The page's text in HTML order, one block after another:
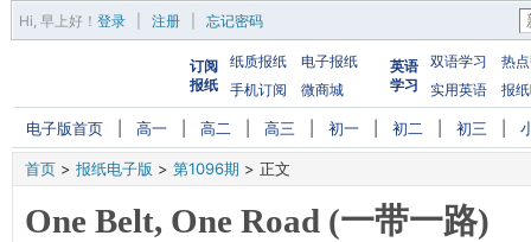
Hi, 早上好 ！ 登录 注册 忘记密码
订阅
报纸
纸质报纸
电子报纸
手机订阅
微商城
英语
学习
双语学习
热
实用英语
报
电子版首页 高一 高二 高三 初一 初二 初三
首页 > 报纸电子版 > 第1096期 > 正文
One Belt, One Road (一带一路)